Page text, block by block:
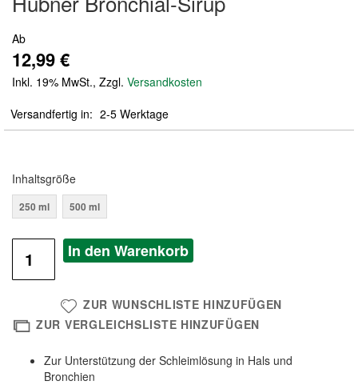
der
Bildergalerie
springen
Ab
12,99 €
Inkl. 19% MwSt., Zzgl. Versandkosten
Versandfertig in
2-5 Werktage
Inhaltsgröße
250 ml 500 ml
In den Warenkorb
ZUR WUNSCHLISTE HINZUFÜGEN
ZUR VERGLEICHSLISTE HINZUFÜGEN
Zur Unterstützung der Schleimlösung in Hals und
Bronchien